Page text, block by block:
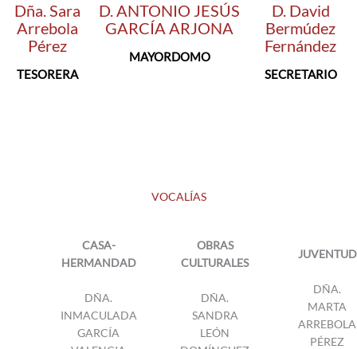
Dña. Sara
Arrebola
Pérez
TESORERA
D. ANTONIO JESÚS
GARCÍA ARJONA
MAYORDOMO
D. David
Bermúdez
Fernández
SECRETARIO
VOCALÍAS
CASA-
HERMANDAD
DÑA.
INMACULADA
GARCÍA
OBRAS
CULTURALES
DÑA.
SANDRA
LEÓN
JUVENTUD
DÑA.
MARTA
ARREBOLA
PÉREZ